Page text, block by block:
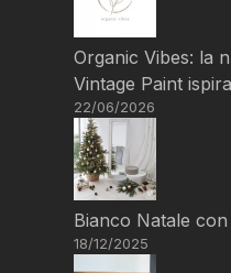
Organic Vibes: la
Vintage Paint
22/06/2026
Bianco Natale
18/12/2025